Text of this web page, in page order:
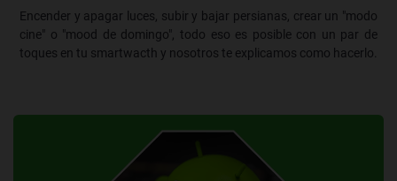
Encender y apagar luces, subir y bajar persianas, crear un "modo
cine" o "mood de domingo", todo eso es posible con un par de
toques en tu smartwacth y nosotros te explicamos como hacerlo.